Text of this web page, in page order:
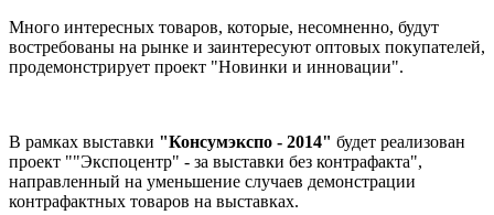
Много интересных товаров, которые, несомненно, будут
востребованы на рынке и заинтересуют оптовых покупателей,
продемонстрирует проект "Новинки и инновации".
В рамках выставки "Консумэкспо - 2014" будет реализован
проект ""Экспоцентр" - за выставки без контрафакта",
направленный на уменьшение случаев демонстрации
контрафактных товаров на выставках.